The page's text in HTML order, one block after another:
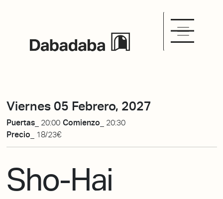
Viernes 05 Febrero, 2027
Puertas_ 20:00 Comienzo_ 20:30
Precio_
18/23€
Sho-Hai